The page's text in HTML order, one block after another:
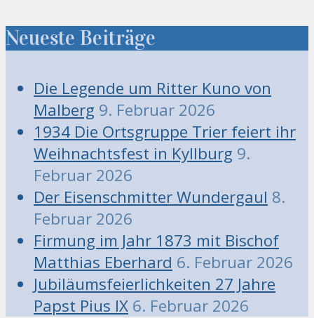
Neueste Beiträge
Die Legende um Ritter Kuno von
Malberg 9. Februar 2026
1934 Die Ortsgruppe Trier feiert ihr
Weihnachtsfest in Kyllburg 9.
Februar 2026
Der Eisenschmitter Wundergaul 8.
Februar 2026
Firmung im Jahr 1873 mit Bischof
Matthias Eberhard 6. Februar 2026
Jubiläumsfeierlichkeiten 27 Jahre
Papst Pius IX 6. Februar 2026